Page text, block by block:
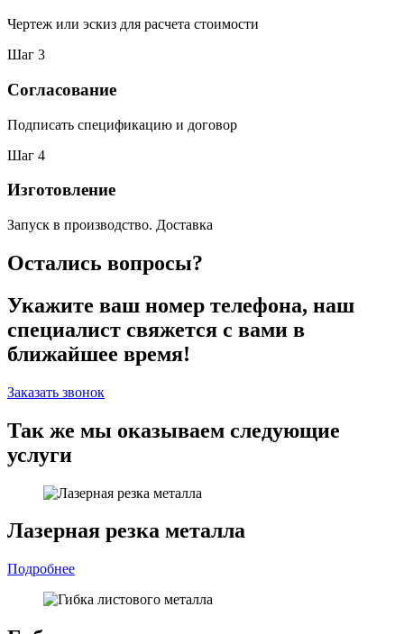
Чертеж или эскиз для расчета стоимости
Шаг 3
Согласование
Подписать спецификацию и договор
Шаг 4
Изготовление
Запуск в производство. Доставка
Остались вопросы?
Укажите ваш номер телефона, наш
специалист свяжется с вами в
ближайшее время!
Заказать звонок
Так же мы оказываем следующие
услуги
Лазерная резка металла
Подробнее